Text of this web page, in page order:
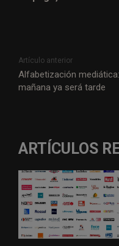
Artículo anterior
Alfabetización mediática:
mañana ya será tarde
ARTÍCULOS